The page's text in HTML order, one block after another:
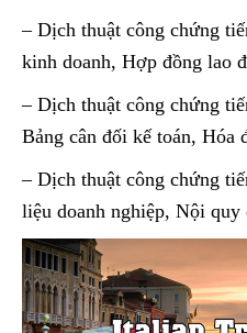
– Dịch thuật công chứng
kinh doanh, Hợp đồng lao
– Dịch thuật công chứng
Bảng cân đối kế toán, Hóa
– Dịch thuật công chứng
liệu doanh nghiệp, Nội quy